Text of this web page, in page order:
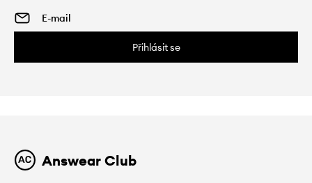
Přihlásit se
Answear Club